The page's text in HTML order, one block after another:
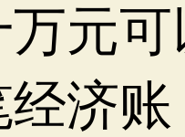
元
经济